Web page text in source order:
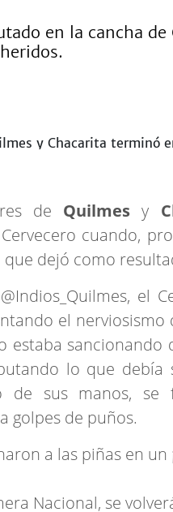
en la cancha
de Quilmesy
cuando,
dejó como
el
el nerviosismo
estaba sancionando
lo que debía
de sus manos,
golpes de puños.
a las piñas en un
Nacional, se